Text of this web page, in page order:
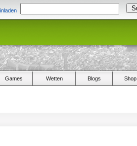
Games Wetten Blogs Shop